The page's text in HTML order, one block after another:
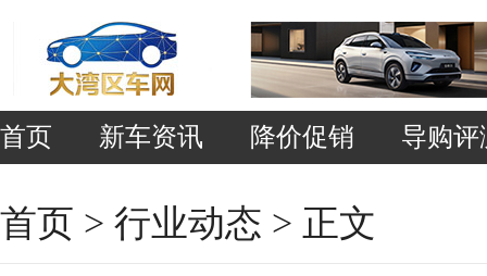
首页 新车资讯 降价促销 导购评
首页 > 行业动态 > 正文